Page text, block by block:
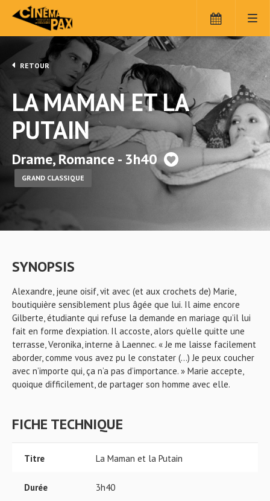
RETOUR
LA MAMAN ET LA
PUTAIN
Drame, Romance - 3h40
GRAND CLASSIQUE
SYNOPSIS
Alexandre, jeune oisif, vit avec (et aux crochets de) Marie,
boutiquière sensiblement plus âgée que lui. Il aime encore
Gilberte, étudiante qui refuse la demande en mariage qu’il lui
fait en forme d’expiation. Il accoste, alors qu’elle quitte une
terrasse, Veronika, interne à Laennec. « Je me laisse facilement
aborder, comme vous avez pu le constater (…) Je peux coucher
avec n’importe qui, ça n’a pas d’importance. » Marie accepte,
quoique difficilement, de partager son homme avec elle.
FICHE TECHNIQUE
Titre La Maman et la Putain
Durée 3h40